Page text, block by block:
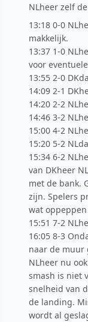
NLheer zelf
13:18 0-0
makkelijk.
13:37 1-0
voor
13:55 2-0
14:09 2-1
14:20 2-2
14:46 3-2
15:00 4-2
15:20 5-2
15:34 6-2
van DKheer
met de bank.
zijn. Spelers
wat
15:51 7-2
16:05 8-3
naar de muur
NLheer nu
smash is niet
snelheid van
de landing.
wordt al